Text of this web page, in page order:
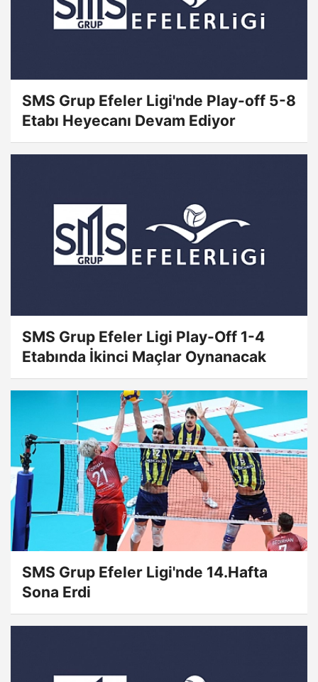
SMS Grup Efeler Ligi'nde Play-off 5-8
Etabı Heyecanı Devam Ediyor
SMS Grup Efeler Ligi Play-Off 1-4
Etabında İkinci Maçlar Oynanacak
SMS Grup Efeler Ligi'nde 14.Hafta
Sona Erdi